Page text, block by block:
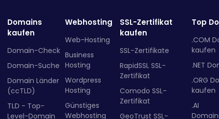
Domains
kaufen
Domain-Check
Domain-Suche
Domain Länder
(ccTLD)
TLD - Top-
Level-Domain
Webhosting
Web-Hosting
Business
Hosting
Wordpress
Hosting
Günstiges
Webhosting
SSL-Zertifikat
kaufen
SSL-Zertifikate
RapidSSL SSL-
Zertifikat
Comodo SSL-
Zertifikat
GeoTrust SSL-
Top
.COM
kaufen
.NET
.ORG
kaufen
.AI